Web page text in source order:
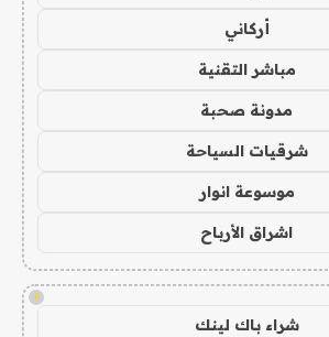
أركاني
مباشر التقنية
مدونة صحبة
شرقيات السياحة
موسوعة انوار
اشراق الأرباح
!
شراء باك لينك